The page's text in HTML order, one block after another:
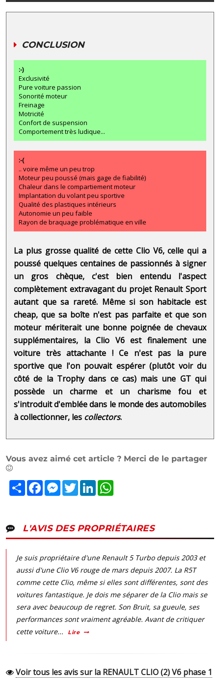
CONCLUSION
:-)
Exclusivité
Pure voiture passion
Sonorité moteur
Freinage
Motricité
Confort de suspension
Comportement très ludique...
:-(
.. voire même un peu trop
Moteur peu poussé (mais gage de fiabilité)
Chaleur dans le compartiement moteur
Implantation du volant peu sportive
Qualité des plastiques intérieurs
Autonomie un peu faible
Rayon de braquage problématique en ville
La plus grosse qualité de cette Clio V6, celle qui a
poussé quelques centaines de passionnés à signer
un gros chèque, c'est bien entendu l'aspect
complètement extravagant du projet Renault Sport
autant que sa rareté. Même si son habitacle est
cheap, que sa boîte n'est pas parfaite et que son
moteur mériterait une bonne poignée de chevaux
supplémentaires, la Clio V6 est finalement une
voiture très attachante ! Ce n'est pas la pure
sportive que l'on pouvait espérer (plutôt voir du
côté de la Trophy dans ce cas) mais une GT qui
possède un charme et un charisme fou et
s'introduit d'emblée dans le monde des automobiles
à collectionner, les collectors.
Vous avez aimé cet article ? Merci de le partager
PartagerFacebookMessenger
TwitterLinkedIn
L'AVIS DES PROPRIÉTAIRES
Je suis propriétaire d'une Renault 5 Turbo depuis 2003 et
aussi d'une Clio V6 rouge de mars depuis 2007. La R5T
comme cette Clio, même si elles sont différentes, sont des
voitures fantastique. Je dois me séparer de la Clio mais se
sera avec beaucoup de regret. Son Bruit, sa gueule, ses
performances sont vraiment agréable. Avant de critiquer
cette voiture...
Lire
Voir tous les avis sur la RENAULT CLIO (2) V6 phase 1